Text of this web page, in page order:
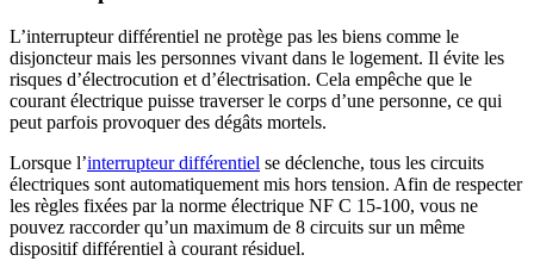
L’interrupteur différentiel ne protège pas les biens comme le
disjoncteur mais les personnes vivant dans le logement. Il évite les
risques d’électrocution et d’électrisation. Cela empêche que le
courant électrique puisse traverser le corps d’une personne, ce qui
peut parfois provoquer des dégâts mortels.
Lorsque l’interrupteur différentiel se déclenche, tous les circuits
électriques sont automatiquement mis hors tension. Afin de respecter
les règles fixées par la norme électrique NF C 15-100, vous ne
pouvez raccorder qu’un maximum de 8 circuits sur un même
dispositif différentiel à courant résiduel.